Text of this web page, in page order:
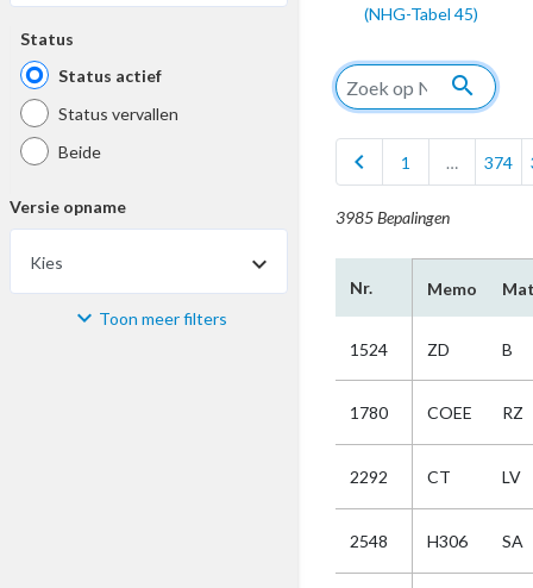
Status
Status actief
Status vervallen
Beide
Versie opname
Kies
Materiaal Toon meer filters
(NHG-Tabel 45)
search
chevron_left 1 … 374
3985 Bepalingen
Nr. Memo
1524 ZD B
1780 COEE RZ
2292 CT LV
2548 H306 SA